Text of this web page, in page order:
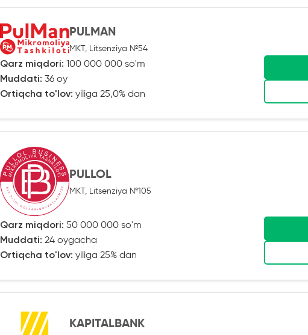
PULMAN
MKT, Litsenziya №54
Qarz miqdori: 100 000 000 so'm
Muddati: 36 oy
Ortiqcha to'lov: yiliga 25,0% dan
PULLOL
MKT, Litsenziya №105
Qarz miqdori: 50 000 000 so'm
Muddati: 24 oygacha
Ortiqcha to'lov: yiliga 25% dan
KAPITALBANK